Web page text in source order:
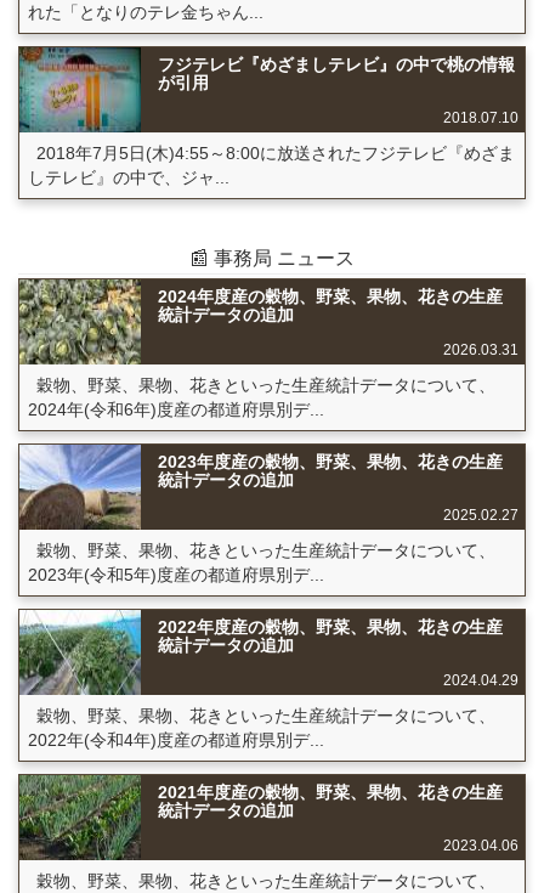
れた「となりのテレ金ちゃん...
フジテレビ『めざましテレビ』の中で桃の情報
が引用
2018.07.10
2018年7月5日(木)4:55～8:00に放送されたフジテレビ『めざま
しテレビ』の中で、ジャ...
📰 事務局 ニュース
2024年度産の穀物、野菜、果物、花きの生産
統計データの追加
2026.03.31
穀物、野菜、果物、花きといった生産統計データについて、
2024年(令和6年)度産の都道府県別デ...
2023年度産の穀物、野菜、果物、花きの生産
統計データの追加
2025.02.27
穀物、野菜、果物、花きといった生産統計データについて、
2023年(令和5年)度産の都道府県別デ...
2022年度産の穀物、野菜、果物、花きの生産
統計データの追加
2024.04.29
穀物、野菜、果物、花きといった生産統計データについて、
2022年(令和4年)度産の都道府県別デ...
2021年度産の穀物、野菜、果物、花きの生産
統計データの追加
2023.04.06
穀物、野菜、果物、花きといった生産統計データについて、